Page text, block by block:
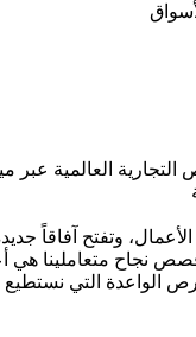
العالمية عبر
وتفتح آفاقاً
قصص نجاح متعاملينا هي
الواعدة التي نستطيع